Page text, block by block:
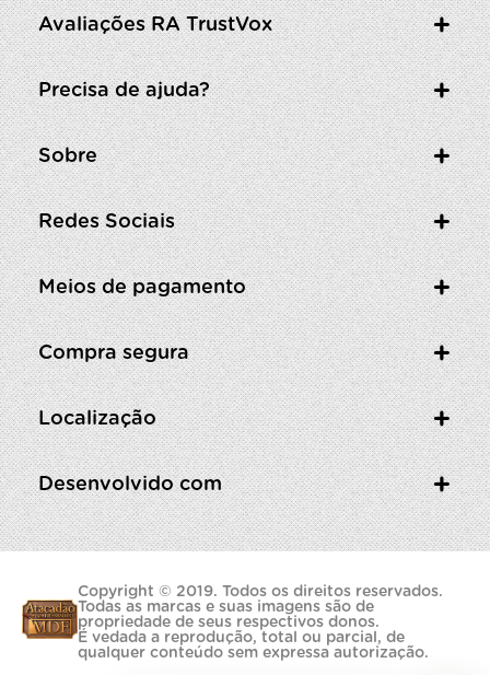
Avaliações RA TrustVox
Precisa de ajuda?
Sobre
Redes Sociais
Meios de pagamento
Compra segura
Localização
Desenvolvido com
Copyright © 2019. Todos os direitos reservados.
Todas as marcas e suas imagens são de
propriedade de seus respectivos donos.
É vedada a reprodução, total ou parcial, de
qualquer conteúdo sem expressa autorização.